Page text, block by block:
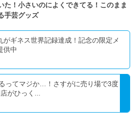
た！小さいのによくできてる！このまま
手芸グッズ
がギネス世界記録達成！記念の限定メ
供中
ってマジか…！さすがに売り場で3度
がひっく...